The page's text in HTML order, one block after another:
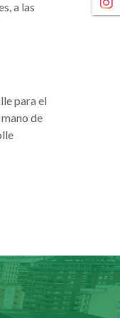
a las
para el
de